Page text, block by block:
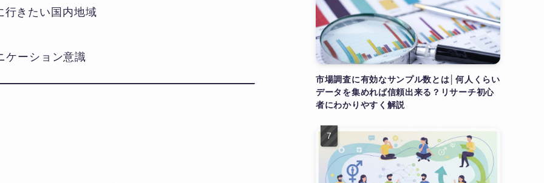
きたい国内地域
ケーション意識
市場調査に有効なサンプル数とは│何人くらい
データを集めれば信頼出来る？リサーチ初心
者にわかりやすく解説